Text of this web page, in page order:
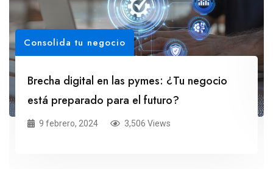
Consolida tu negocio
Brecha digital en las pymes: ¿Tu negocio
está preparado para el futuro?
9 febrero, 2024 3,506 Views